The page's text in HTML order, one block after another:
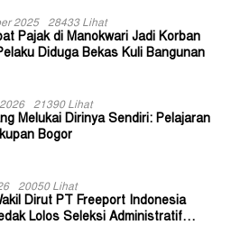
2025 28433 Lihat
Pajak di Manokwari Jadi Korban
Diduga Bekas Kuli Bangunan
21390 Lihat
Melukai Dirinya Sendiri: Pelajaran
Bogor
20050 Lihat
Dirut PT Freeport Indonesia
Lolos Seleksi Administratif